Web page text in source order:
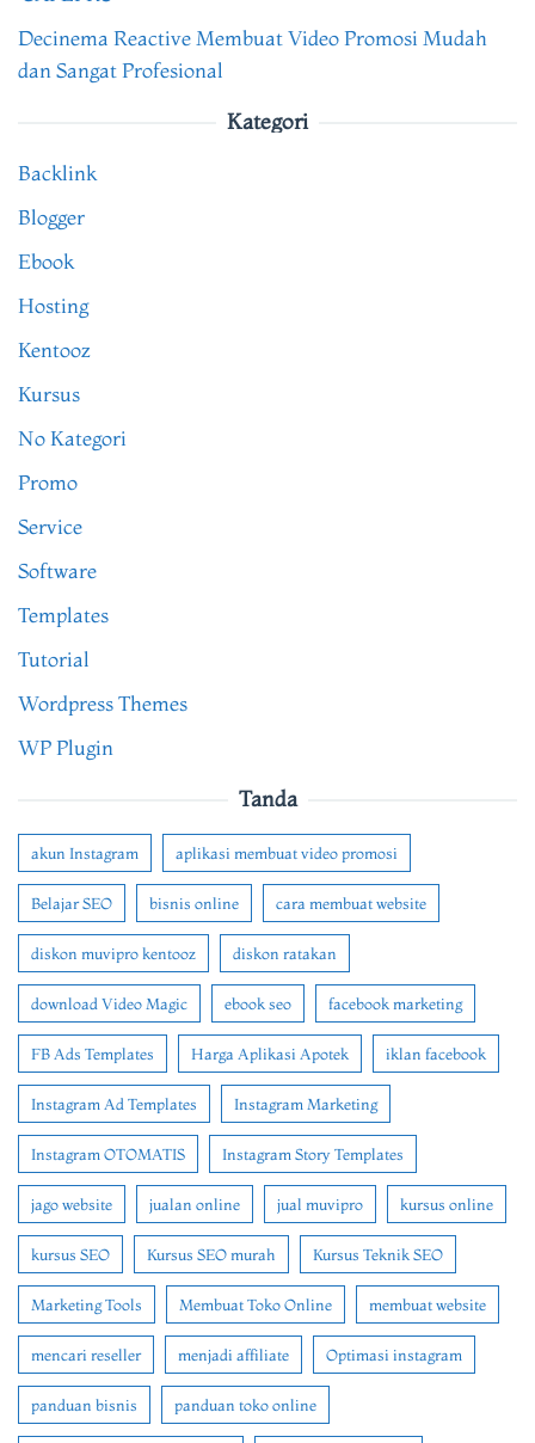
Decinema Reactive Membuat Video Promosi Mudah
dan Sangat Profesional
Kategori
Backlink
Blogger
Ebook
Hosting
Kentooz
Kursus
No Kategori
Promo
Service
Software
Templates
Tutorial
Wordpress Themes
WP Plugin
Tanda
akun Instagram aplikasi membuat video promosi
Belajar SEO bisnis online cara membuat website
diskon muvipro kentooz diskon ratakan
download Video Magic ebook seo facebook marketing
FB Ads Templates Harga Aplikasi Apotek iklan facebook
Instagram Ad Templates Instagram Marketing
Instagram OTOMATIS Instagram Story Templates
jago website jualan online jual muvipro kursus online
kursus SEO Kursus SEO murah Kursus Teknik SEO
Marketing Tools Membuat Toko Online membuat website
mencari reseller menjadi affiliate Optimasi instagram
panduan bisnis panduan toko online